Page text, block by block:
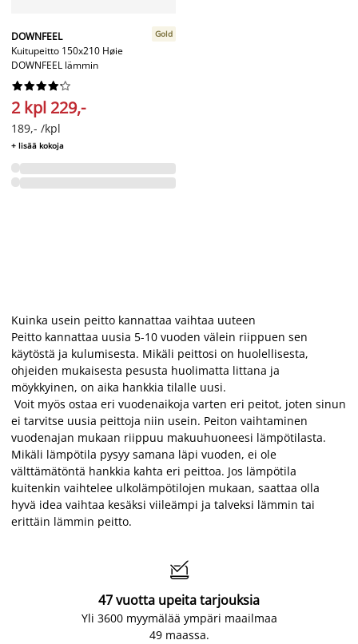
DOWNFEEL
Kuitupeitto 150x210 Høie
DOWNFEEL lämmin
Gold






2 kpl 229,-
189,- /kpl
+ lisää kokoja
Kuinka usein peitto kannattaa vaihtaa uuteen
Peitto kannattaa uusia 5-10 vuoden välein riippuen sen
käytöstä ja kulumisesta. Mikäli peittosi on huolellisesta,
ohjeiden mukaisesta pesusta huolimatta littana ja
möykkyinen, on aika hankkia tilalle uusi.
Voit myös ostaa eri vuodenaikoja varten eri peitot, joten sinun
ei tarvitse uusia peittoja niin usein. Peiton vaihtaminen
vuodenajan mukaan riippuu makuuhuoneesi lämpötilasta.
Mikäli lämpötila pysyy samana läpi vuoden, ei ole
välttämätöntä hankkia kahta eri peittoa. Jos lämpötila
kuitenkin vaihtelee ulkolämpötilojen mukaan, saattaa olla
hyvä idea vaihtaa kesäksi viileämpi ja talveksi lämmin tai
erittäin lämmin peitto.

47 vuotta upeita tarjouksia
Yli 3600 myymälää ympäri maailmaa
49 maassa.